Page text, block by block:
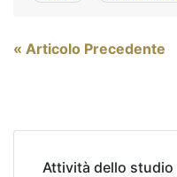
Navigazione
« Articolo Precedente
Attività dello studio